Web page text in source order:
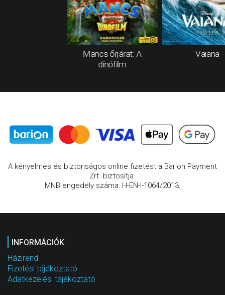
Mancs őrjárat: A
dínófilm
Vaiana
A kényelmes és biztonságos online fizetést a Barion Payment
Zrt. biztosítja.
MNB engedély száma: H-EN-I-1064/2013.
INFORMÁCIÓK
Házirend
Fizetési tájékoztató
Adatkezelési tájékoztató